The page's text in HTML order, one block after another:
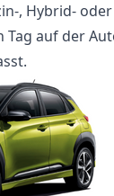
, Hybrid-
Tag auf der